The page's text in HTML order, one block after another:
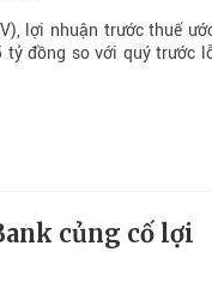
lợi nhuận trước thuế
tỷ đồng so với quý trước
củng cố lợi